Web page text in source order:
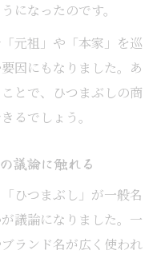
になったのです。
元祖」や「本家」を巡
因にもなりました。あ
とで、ひつまぶしの商
るでしょう。
議論に触れる
ひつまぶし」が一般名
議論になりました。一
ランド名が広く使われ